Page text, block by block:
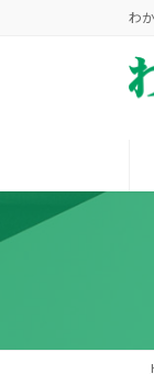
キ
に
わ